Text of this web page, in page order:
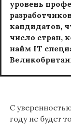
уровень
кандидатов,
число стран,
найм IT
С
году не будет